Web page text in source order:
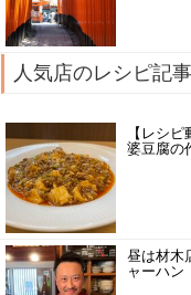
人気店のレシピ記事
【レシ
婆豆腐の
昼は材木
ャーハン